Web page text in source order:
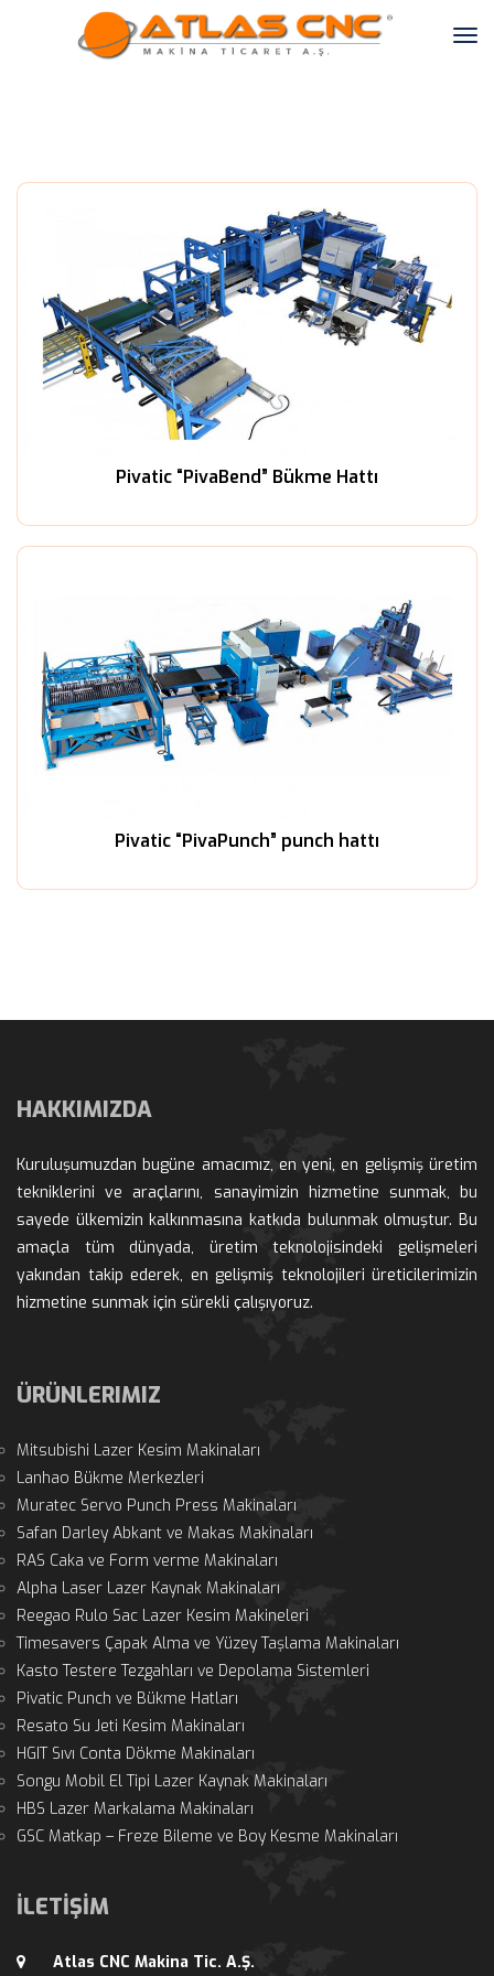
Pivatic “PivaBend” Bükme Hattı
Pivatic “PivaPunch” punch hattı
HAKKIMIZDA
Kuruluşumuzdan bugüne amacımız, en yeni, en gelişmiş üretim
tekniklerini ve araçlarını, sanayimizin hizmetine sunmak, bu
ayede ülkemizin kalkınmasına katkıda bulunmak olmuştur. Bu
amaçla tüm dünyada, üretim teknolojisindeki gelişmeleri
yakından takip ederek, en gelişmiş teknolojileri üreticilerimizin
hizmetine sunmak için sürekli çalışıyoruz.
ÜRÜNLERIMIZ
Mitsubishi Lazer Kesim Makinaları
Lanhao Bükme Merkezleri
Muratec Servo Punch Press Makinaları
Safan Darley Abkant ve Makas Makinaları
RAS Caka ve Form verme Makinaları
Alpha Laser Lazer Kaynak Makinaları
Reegao Rulo Sac Lazer Kesim Makineleri
Timesavers Çapak Alma ve Yüzey Taşlama Makinaları
Kasto Testere Tezgahları ve Depolama Sistemleri
Pivatic Punch ve Bükme Hatları
Resato Su Jeti Kesim Makinaları
HGIT Sıvı Conta Dökme Makinaları
Songu Mobil El Tipi Lazer Kaynak Makinaları
HBS Lazer Markalama Makinaları
GSC Matkap – Freze Bileme ve Boy Kesme Makinaları
İLETİŞİM
Atlas CNC Makina Tic. A.Ş.